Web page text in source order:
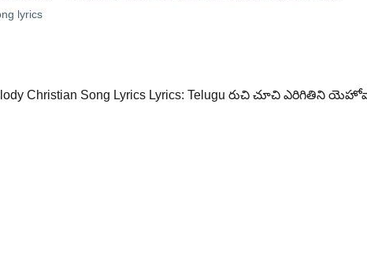
lyrics
Christian Song Lyrics Lyrics: Telugu రుచి చూచి ఎరిగితిని